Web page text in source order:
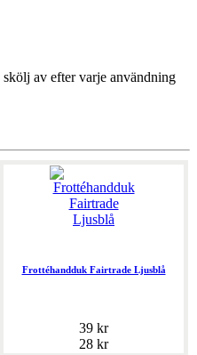
av efter varje användning
Frottéhandduk Fairtrade Ljusblå
39 kr
28 kr